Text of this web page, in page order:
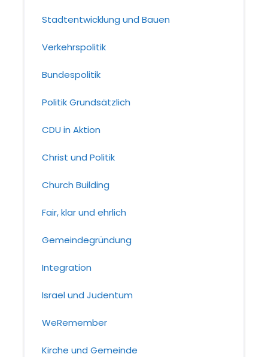
Stadtentwicklung und Bauen
Verkehrspolitik
Bundespolitik
Politik Grundsätzlich
CDU in Aktion
Christ und Politik
Church Building
Fair, klar und ehrlich
Gemeindegründung
Integration
Israel und Judentum
WeRemember
Kirche und Gemeinde